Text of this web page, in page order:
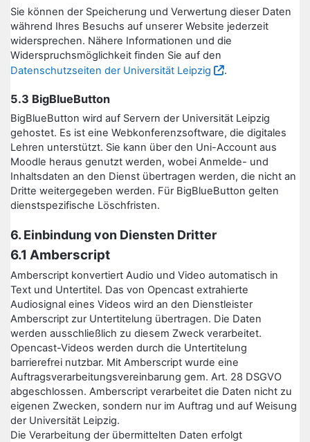
Sie können der Speicherung und Verwertung dieser Daten
während Ihres Besuchs auf unserer Website jederzeit
widersprechen. Nähere Informationen und die
Widerspruchsmöglichkeit finden Sie auf den
Datenschutzseiten der Universität Leipzig
.
5.3 BigBlueButton
BigBlueButton wird auf Servern der Universität Leipzig
gehostet. Es ist eine Webkonferenzsoftware, die digitales
Lehren unterstützt. Sie kann über den Uni-Account aus
Moodle heraus genutzt werden, wobei Anmelde- und
Inhaltsdaten an den Dienst übertragen werden, die nicht an
Dritte weitergegeben werden. Für BigBlueButton gelten
dienstspezifische Löschfristen.
6. Einbindung von Diensten Dritter
6.1 Amberscript
Amberscript konvertiert Audio und Video automatisch in
Text und Untertitel. Das von Opencast extrahierte
Audiosignal eines Videos wird an den Dienstleister
Amberscript zur Untertitelung übertragen. Die Daten
werden ausschließlich zu diesem Zweck verarbeitet.
Opencast-Videos werden durch die Untertitelung
barrierefrei nutzbar. Mit Amberscript wurde eine
Auftragsverarbeitungsvereinbarung gem. Art. 28 DSGVO
abgeschlossen. Amberscript verarbeitet die Daten nicht zu
eigenen Zwecken, sondern nur im Auftrag und auf Weisung
der Universität Leipzig.
Die Verarbeitung der übermittelten Daten erfolgt